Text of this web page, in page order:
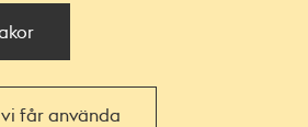
får använda